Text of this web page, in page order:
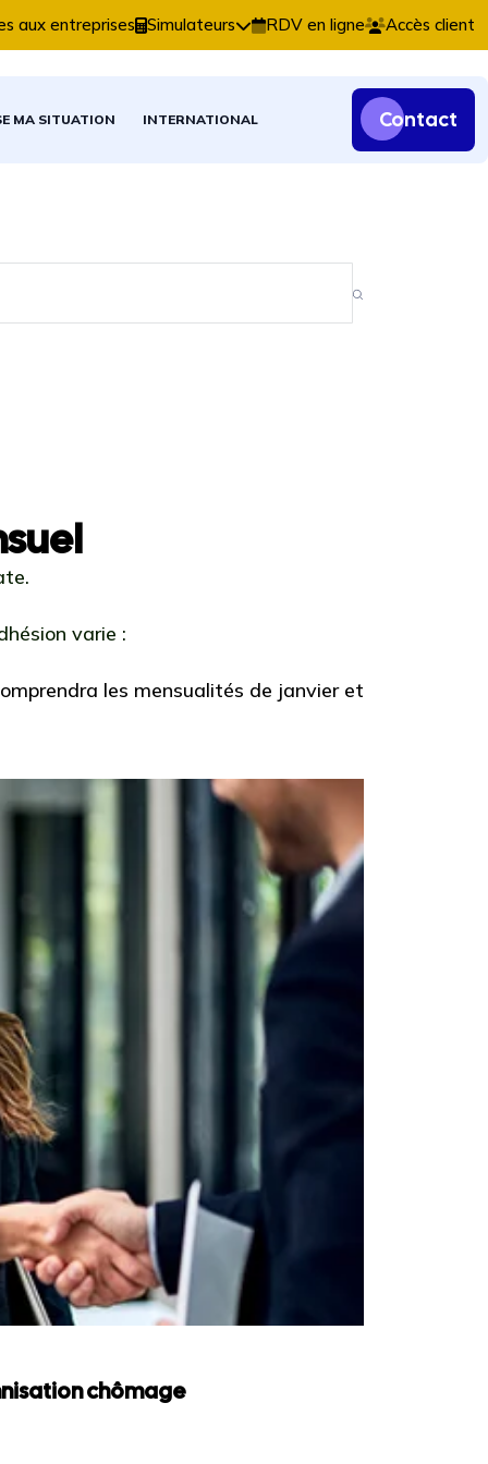
comptables, fiscales et patrimoniales.
aux entreprises Simulateurs RDV en ligne Accès client
MA SITUATION INTERNATIONAL Contact
varie :
les mensualités de janvier et
chômage